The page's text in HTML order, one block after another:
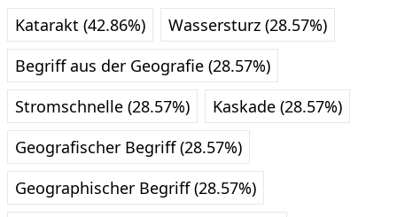
Katarakt (42.86%)
Wassersturz (28.57%)
Begriff aus der Geografie (28.57%)
Stromschnelle (28.57%)
Kaskade (28.57%)
Geografischer Begriff (28.57%)
Geographischer Begriff (28.57%)